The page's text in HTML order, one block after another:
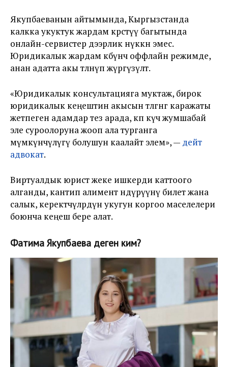
Якупбаеванын айтымында, Кыргызстанда
калкка укуктук жардам көрсөтүү багытында
онлайн-сервистер дээрлик өнүккөн эмес.
Юридикалык жардам көбүнчө оффлайн режимде,
анан адатта акы төлөнүп жүргүзүлөт.
«Юридикалык консультацияга муктаж, бирок
юридикалык кеңештин акысын төлөгөнгө каражаты
жетпеген адамдар тез арада, көп күч жумшабай
эле суроолоруна жооп ала турганга
мүмкүнчүлүгү болушун каалайт элем», — дейт
адвокат.
Виртуалдык юрист жеке ишкерди каттоого
алганды, кантип алимент өндүрүүнү билет жана
салык, керектөөчүлөрдүн укугун коргоо маселелери
боюнча кеңеш бере алат.
Фатима Якупбаева деген ким?